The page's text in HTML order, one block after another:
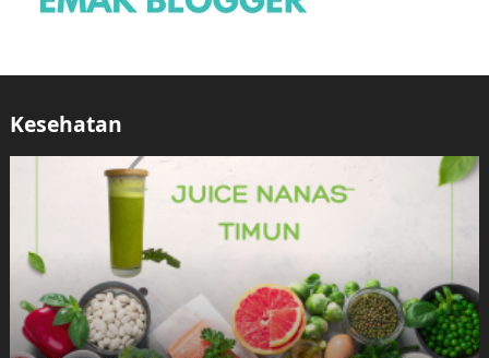
Kesehatan